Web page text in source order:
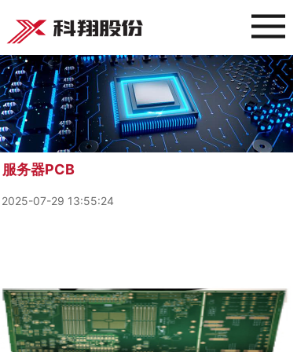
服务器PCB
2025-07-29 13:55:24
2025-07-29 13:55:24